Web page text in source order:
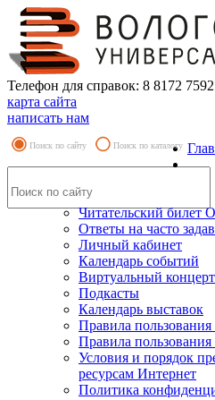
Телефон для справок: 8 8172
карта сайта
написать нам
Поиск по сайту Поиск по каталогу
Читательский
Ответы на часто
Личный кабинет
Календарь событий
Виртуальный
Подкасты
Календарь выставок
Правила пользования
Правила
Условия и порядок
ресурсам Интернет
Политика